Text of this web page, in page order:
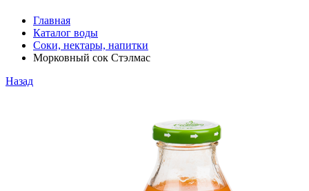
Главная
Каталог воды
Соки, нектары, напитки
Морковный сок Стэлмас
Назад